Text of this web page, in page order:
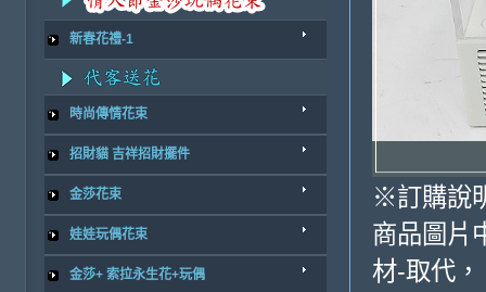
新春花禮-1
時尚傳情花束
招財貓 吉祥招財擺件
金莎花束
娃娃玩偶花束
金莎+ 索拉永生花+玩偶
※訂購說
商品圖片
材-取代，